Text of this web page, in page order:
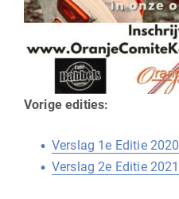
Vorige edities:
Verslag 1e Editie 2020
Verslag 2e Editie 2021